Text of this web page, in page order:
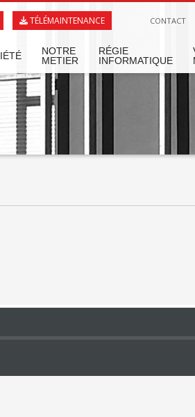
TÉLÉMAINTENANCE CONTACT
NOTRE
METIER
RÉGIE
INFORMATIQUE